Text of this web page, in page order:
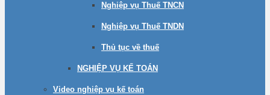
Nghiệp vụ Thuế TNCN
Nghiệp vụ Thuế TNDN
Thủ tục về thuế
NGHIỆP VỤ KẾ TOÁN
Video nghiệp vụ kế toán